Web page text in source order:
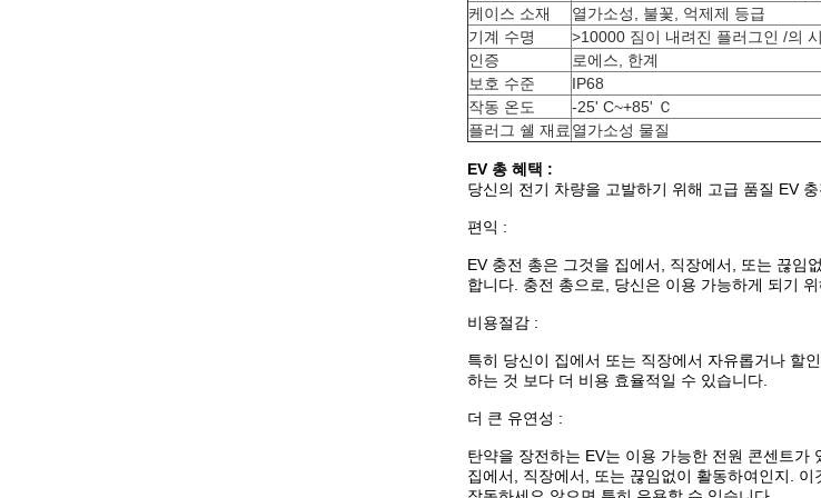
케이스 소재
열가소성, 불꽃, 억제제 등급
기계 수명
>10000 짐이 내려진 플러그인 /의
인증
로에스, 한계
보호 수준
IP68
작동 온도
-25' C~+85' Ｃ
플러그 쉘 재료 열가소성 물질
EV 총 혜택 :
당신의 전기 차량을 고발하기 위해 고급 품질 EV
편익 :
EV 충전 총은 그것을 집에서, 직장에서, 또는 끊임
합니다. 충전 총으로, 당신은 이용 가능하게 되기
비용절감 :
특히 당신이 집에서 또는 직장에서 자유롭거나 할
하는 것 보다 더 비용 효율적일 수 있습니다.
더 큰 유연성 :
탄약을 장전하는 EV는 이용 가능한 전원 콘센트
집에서, 직장에서, 또는 끊임없이 활동하여인지.